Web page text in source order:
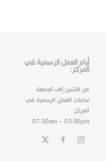
أيام العمل الرسمية في
المركز:
من الاثنين إلى الجمعة
ساعات العمل الرسمية في
المركز:
07:30am – 03:30pm